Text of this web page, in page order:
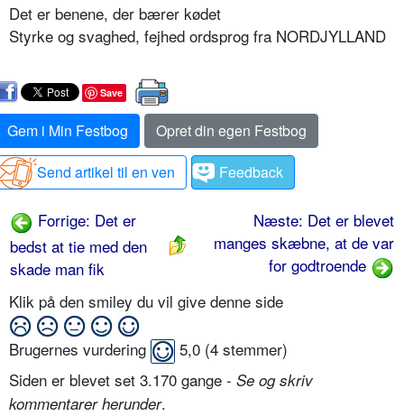
Det er benene, der bærer kødet
Styrke og svaghed, fejhed ordsprog fra NORDJYLLAND
Save
Gem i Min Festbog
Opret din egen Festbog
Send artikel til en ven
Feedback
Forrige: Det er
bedst at tie med den
skade man fik
Næste: Det er blevet
manges skæbne, at de var
for godtroende
Klik på den smiley du vil give denne side
Brugernes vurdering 5,0 (4 stemmer)
Siden er blevet set 3.170 gange - Se og skriv
kommentarer herunder.